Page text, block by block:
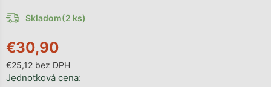
€30,90
€25,12 bez DPH
Jednotková cena:
Skladom(2 ks)